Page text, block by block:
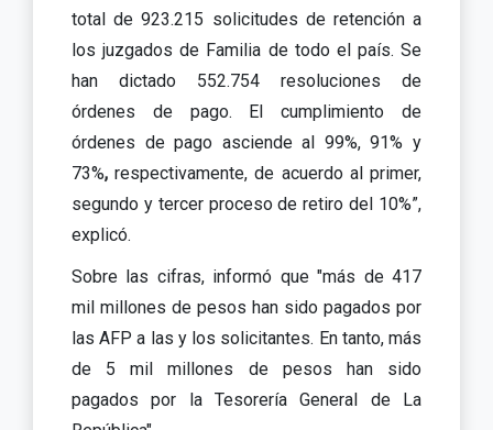
total de 923.215 solicitudes de retención a
los juzgados de Familia de todo el país. Se
han dictado 552.754 resoluciones de
órdenes de pago. El cumplimiento de
órdenes de pago asciende al 99%, 91% y
73%, respectivamente, de acuerdo al primer,
segundo y tercer proceso de retiro del 10%”,
explicó.
Sobre las cifras, informó que "más de 417
mil millones de pesos han sido pagados por
las AFP a las y los solicitantes. En tanto, más
de 5 mil millones de pesos han sido
pagados por la Tesorería General de La